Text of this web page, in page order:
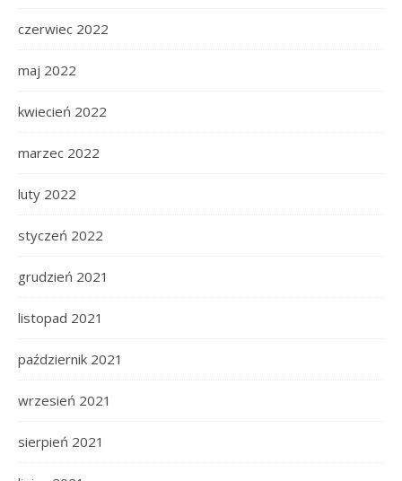
czerwiec 2022
maj 2022
kwiecień 2022
marzec 2022
luty 2022
styczeń 2022
grudzień 2021
listopad 2021
październik 2021
wrzesień 2021
sierpień 2021